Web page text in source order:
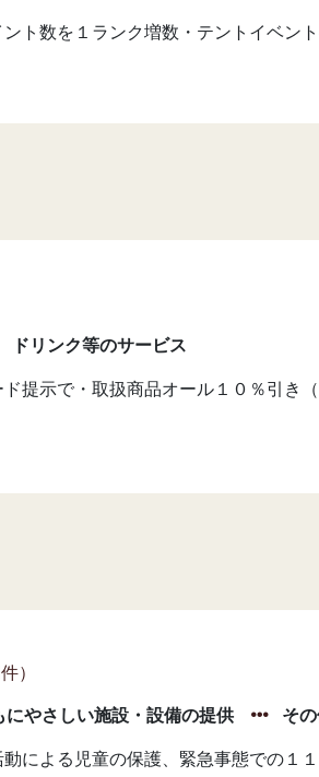
ント数を１ランク増数・テントイベン
ドリンク等のサービス
提示で・取扱商品オール１０％引き
）
にやさしい施設・設備の提供
そ
動による児童の保護、緊急事態での１